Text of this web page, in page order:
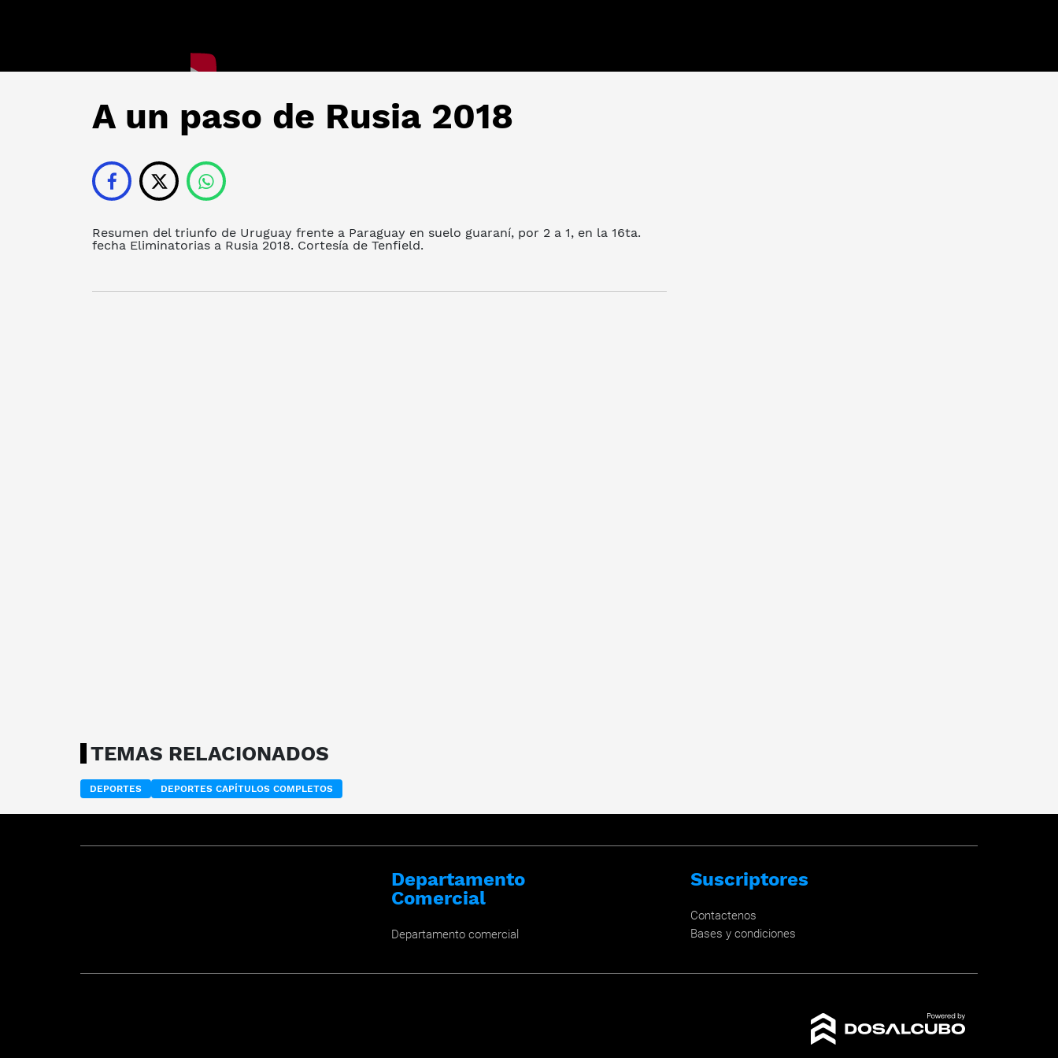
A un paso de Rusia 2018
Resumen del triunfo de Uruguay frente a Paraguay en suelo guaraní, por 2 a 1, en la 16ta.
fecha Eliminatorias a Rusia 2018. Cortesía de Tenfield.
TEMAS RELACIONADOS
DEPORTES DEPORTES CAPÍTULOS COMPLETOS
Departamento
Comercial
Departamento comercial
Suscriptores
Contactenos
Bases y condiciones